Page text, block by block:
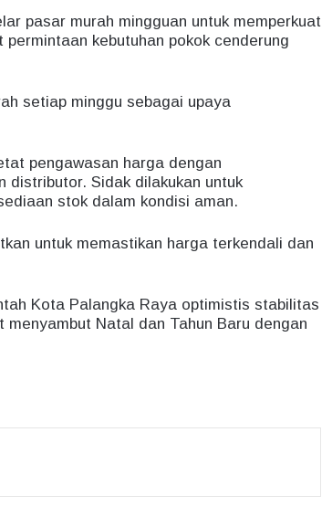
pasar murah mingguan untuk memperkuat
kebutuhan pokok cenderung
setiap minggu sebagai upaya
pengawasan harga dengan
distributor. Sidak dilakukan untuk
stok dalam kondisi aman.
untuk memastikan harga terkendali dan
Kota Palangka Raya optimistis stabilitas
Natal dan Tahun Baru dengan